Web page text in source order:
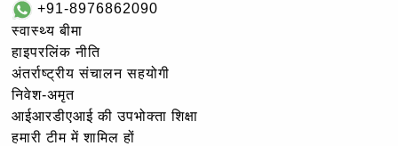
+91-8976862090
स्वास्थ्य बीमा
हाइपरलिंक नीति
अंतर्राष्ट्रीय संचालन सहयोगी
निवेश-अमृत
आईआरडीएआई की उपभोक्ता शिक्षा
हमारी टीम में शामिल हों